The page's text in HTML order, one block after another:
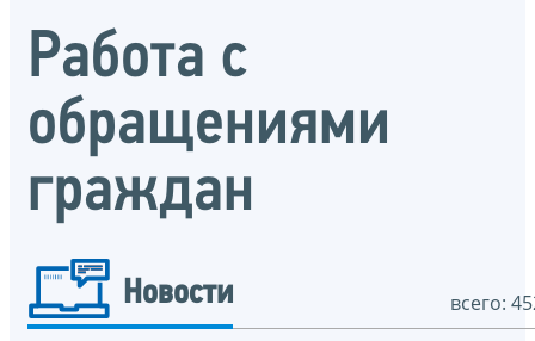
Работа с
обращениями
граждан
Новости всего: